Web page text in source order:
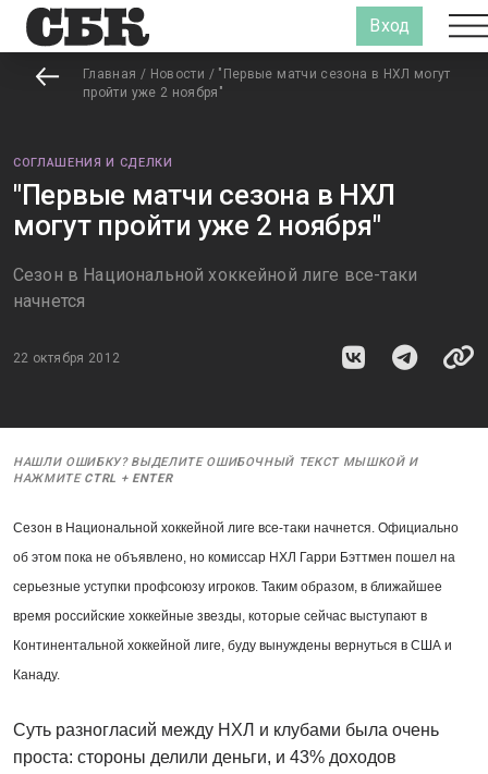
Вход
Главная / Новости / "Первые матчи сезона в НХЛ могут
пройти уже 2 ноября"
СОГЛАШЕНИЯ И СДЕЛКИ
"Первые матчи сезона в НХЛ
могут пройти уже 2 ноября"
Сезон в Национальной хоккейной лиге все-таки
начнется
22 октября 2012
НАШЛИ ОШИБКУ? ВЫДЕЛИТЕ ОШИБОЧНЫЙ ТЕКСТ МЫШКОЙ И
НАЖМИТЕ CTRL + ENTER
Сезон в Национальной хоккейной лиге все-таки начнется. Официально
об этом пока не объявлено, но комиссар НХЛ Гарри Бэттмен пошел на
серьезные уступки профсоюзу игроков. Таким образом, в ближайшее
время российские хоккейные звезды, которые сейчас выступают в
Континентальной хоккейной лиге, буду вынуждены вернуться в США и
Канаду.
Суть разногласий между НХЛ и клубами была очень
проста: стороны делили деньги, и 43% доходов